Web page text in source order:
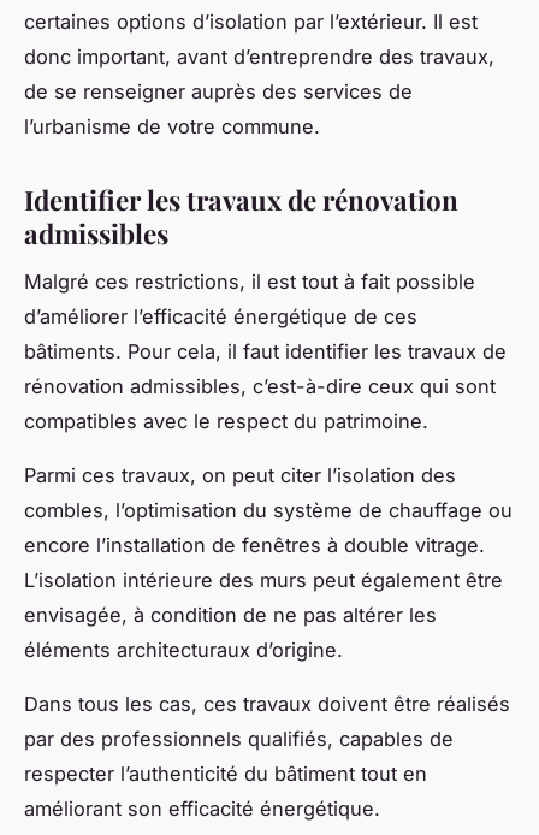
certaines options d’isolation par l’extérieur. Il est
donc important, avant d’entreprendre des travaux,
de se renseigner auprès des services de
l’urbanisme de votre commune.
Identifier les travaux de rénovation
admissibles
Malgré ces restrictions, il est tout à fait possible
d’améliorer l’efficacité énergétique de ces
bâtiments. Pour cela, il faut identifier les travaux de
rénovation admissibles, c’est-à-dire ceux qui sont
compatibles avec le respect du patrimoine.
Parmi ces travaux, on peut citer l’isolation des
combles, l’optimisation du système de chauffage ou
encore l’installation de fenêtres à double vitrage.
L’isolation intérieure des murs peut également être
envisagée, à condition de ne pas altérer les
éléments architecturaux d’origine.
Dans tous les cas, ces travaux doivent être réalisés
par des professionnels qualifiés, capables de
respecter l’authenticité du bâtiment tout en
améliorant son efficacité énergétique.